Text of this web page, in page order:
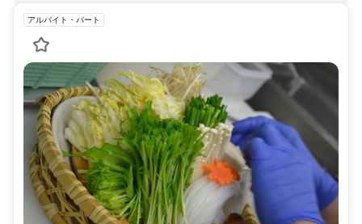
アルバイト・パート